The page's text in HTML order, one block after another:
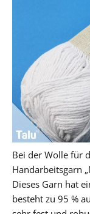
Bei der Wolle für
Handarbeitsgarn
Dieses Garn hat
besteht zu 95 %